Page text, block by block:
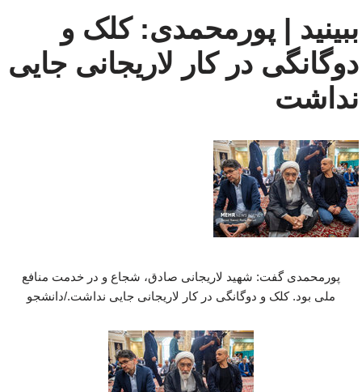
ببینید | پورمحمدی: کلک و
دوگانگی در کار لاریجانی جایی
نداشت
پورمحمدی گفت: شهید لاریجانی صادق، شجاع و در خدمت منافع
ملی بود. کلک و دوگانگی در کار لاریجانی جایی نداشت./دانشجو